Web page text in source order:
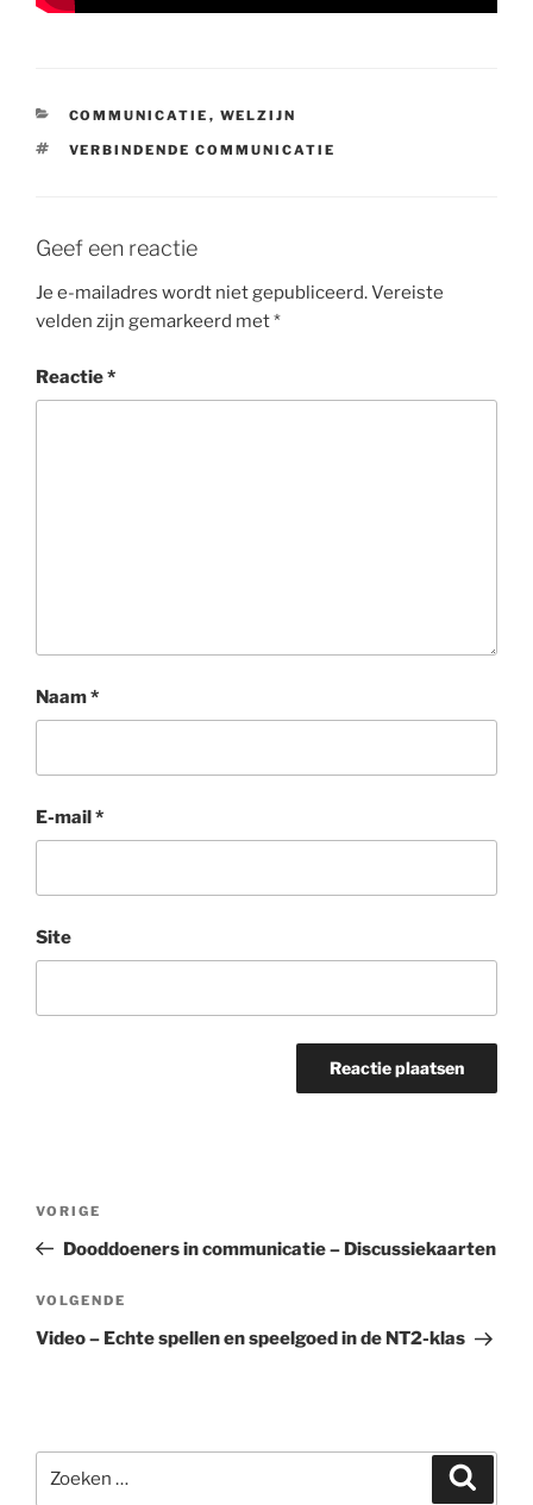
CATEGORIEËN
COMMUNICATIE , WELZIJN
TAGS
VERBINDENDE COMMUNICATIE
Geef een reactie
Je e-mailadres wordt niet gepubliceerd.Vereiste
velden zijn gemarkeerd met*
Reactie*
Naam*
E-mail*
Site
Vorig
bericht
VORIGE
Dooddoeners in communicatie – Discussiekaarten
Volgend
bericht
VOLGENDE
Video – Echte spellen en speelgoed in de NT2-klas
naar: